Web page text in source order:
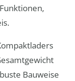
Bauweise